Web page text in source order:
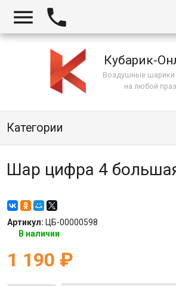
 
Кубарик-
Воздушные шарики
на любой
Категории
Шар цифра 4
Артикул: ЦБ-00000598
В наличии
1 190 ₽